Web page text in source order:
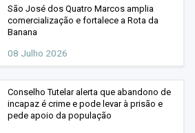
São José dos Quatro Marcos amplia
comercialização e fortalece a Rota da
Banana
08 Julho 2026
Conselho Tutelar alerta que abandono de
incapaz é crime e pode levar à prisão e
pede apoio da população